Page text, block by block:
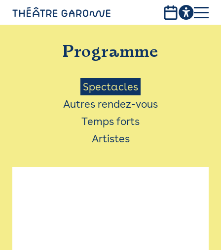
PROGRAMME
INFOS PRATIQUES
AVEC LES PUBLICS
ACCESSIBILITÉ
LES PRODUCTIONS
Programme
Menu
Saison
Spectacles
Autres rendez-vous
Temps forts
Artistes